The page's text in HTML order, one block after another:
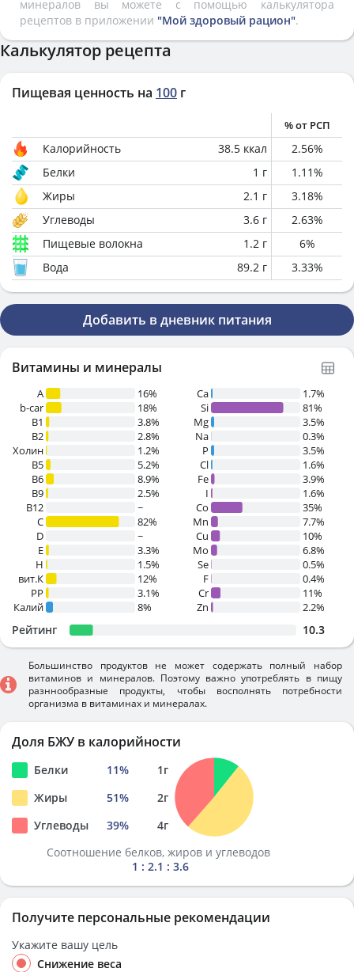
минералов вы можете с помощью калькулятора
рецептов в приложении "Мой здоровый рацион".
Калькулятор рецепта
Пищевая ценность на 100 г
% от РСП
Калорийность 38.5 ккал 2.56%
Белки
1 г 1.11%
Жиры
2.1 г 3.18%
Углеводы
3.6 г 2.63%
Пищевые волокна
1.2 г 6%
Вода
89.2 г 3.33%
Добавить в дневник питания
Витамины и минералы
A
16%
b-car
18%
В1
3.8%
B2
2.8%
Холин
1.2%
B5
5.2%
B6
8.9%
B9
2.5%
B12
~
C
82%
D
~
E
3.3%
H
1.5%
вит.К
12%
PP
3.1%
Калий
8%
Ca
1.7%
Si
81%
Mg
3.5%
Na
0.3%
P
3.5%
Cl
1.6%
Fe
3.9%
I
1.6%
Co
35%
Mn
7.7%
Cu
10%
Mo
6.8%
Se
0.5%
F
0.4%
Cr
11%
Zn
2.2%
Рейтинг 10.3
Большинство продуктов не может содержать полный набор
витаминов и минералов. Поэтому важно употреблять в пищу
разннообразные продукты, чтобы восполнять потребности
организма в витаминах и минералах.
Доля БЖУ в калорийности
Белки 11% 1г
Жиры
51% 2г
Углеводы
39% 4г
Соотношение белков, жиров и углеводов
1 : 2.1 : 3.6
Получите персональные рекомендации
Укажите вашу цель
Снижение веса